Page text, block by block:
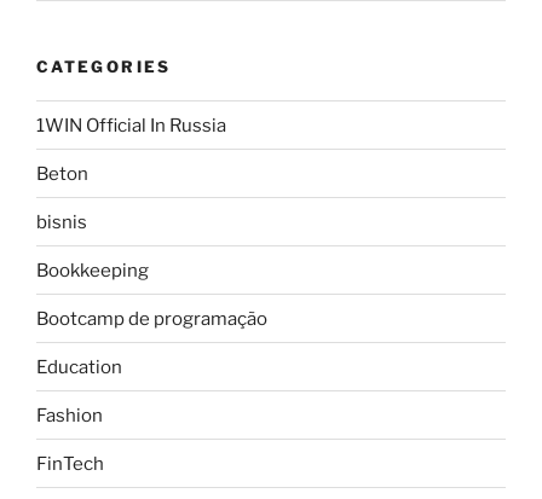
CATEGORIES
1WIN Official In Russia
Beton
bisnis
Bookkeeping
Bootcamp de programação
Education
Fashion
FinTech